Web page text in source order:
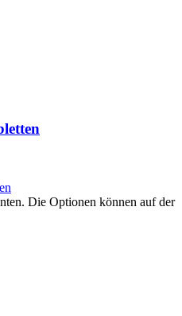
Die Optionen können auf der